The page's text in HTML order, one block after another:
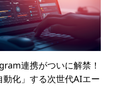
連携がついに解禁！
動化」する次世代AIエー